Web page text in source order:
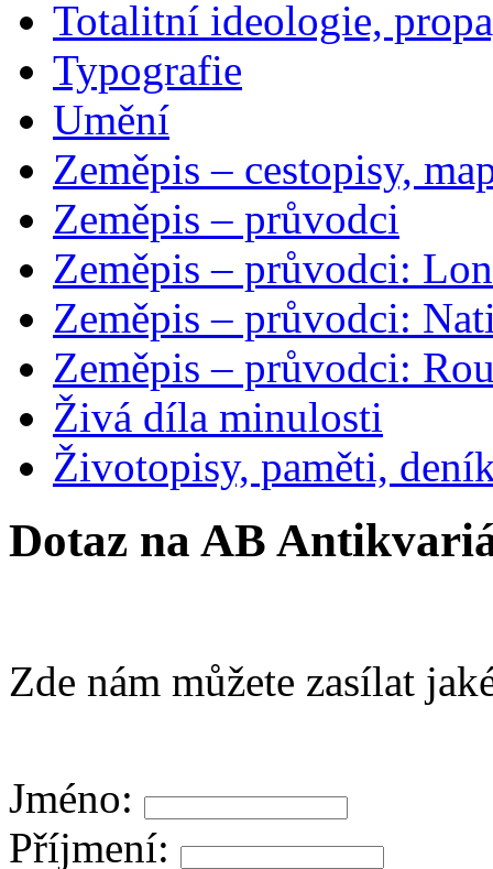
Totalitní ideologie,
Typografie
Umění
Zeměpis – cestopisy,
Zeměpis – průvodci
Zeměpis – průvodci:
Zeměpis – průvodci:
Zeměpis – průvodci:
Živá díla minulosti
Životopisy, paměti,
Dotaz na AB
Zde nám můžete zasílat
Jméno:
Příjmení: